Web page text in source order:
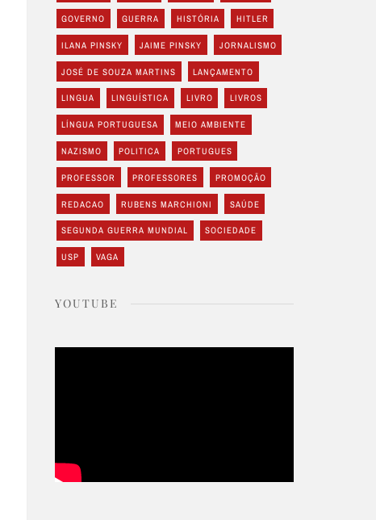
GOVERNO GUERRA HISTÓRIA HITLER
ILANA PINSKY JAIME PINSKY JORNALISMO
JOSÉ DE SOUZA MARTINS LANÇAMENTO
LINGUA LINGUÍSTICA LIVRO LIVROS
LÍNGUA PORTUGUESA MEIO AMBIENTE
NAZISMO POLITICA PORTUGUES
PROFESSOR PROFESSORES PROMOÇÃO
REDACAO RUBENS MARCHIONI SAÚDE
SEGUNDA GUERRA MUNDIAL SOCIEDADE
USP VAGA
YOUTUBE